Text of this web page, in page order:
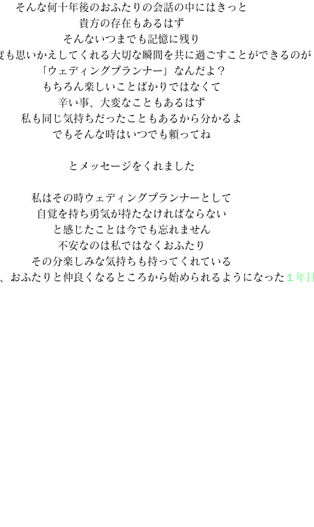
そんな何十年後のおふたりの会話の中にはきっと
貴方の存在もあるはず
そんないつまでも記憶に残り
も思いかえしてくれる大切な瞬間を共に過ごすことができるのが
「ウェディングプランナー」なんだよ？
もちろん楽しいことばかりではなくて
辛い事、大変なこともあるはず
私も同じ気持ちだったこともあるから分かるよ
でもそんな時はいつでも頼ってね
とメッセージをくれました
私はその時ウェディングプランナーとして
自覚を持ち勇気が持たなければならない
と感じたことは今でも忘れません
不安なのは私ではなくおふたり
その分楽しみな気持ちも持ってくれている
おふたりと仲良くなるところから始められるようになった １年目